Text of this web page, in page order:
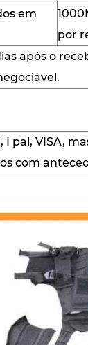
em
por
após o
I pal, VISA,
com